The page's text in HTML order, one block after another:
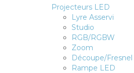
Projecteurs LED
Lyre Asservi
Studio
RGB/RGBW
Zoom
Découpe/Fresnel
Rampe LED